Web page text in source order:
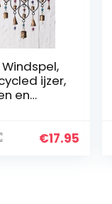
ijzer,
en
€17.95